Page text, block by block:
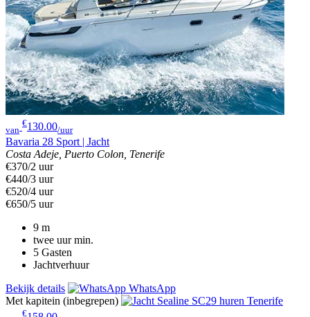
van
€130.00/uur
Bavaria 28 Sport | Jacht
Costa Adeje, Puerto Colon, Tenerife
€370/2 uur
€440/3 uur
€520/4 uur
€650/5 uur
9 m
twee uur min.
5 Gasten
Jachtverhuur
Bekijk details
WhatsApp
Met kapitein (inbegrepen)
€